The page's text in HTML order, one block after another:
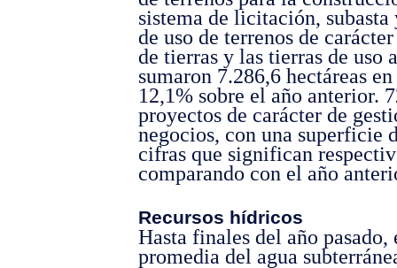
sistema de licitación,
de uso de terrenos de
de tierras y las tierras de uso
sumaron 7.286,6 hectáreas
12,1% sobre el año anterior.
proyectos de carácter de
negocios, con una superficie
cifras que significan
comparando con el año
Recursos hídricos
Hasta finales del año
promedia del agua